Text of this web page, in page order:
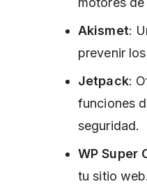
Akismet:
prevenir
Jetpack:
funciones
seguridad.
WP Super
tu sitio web.